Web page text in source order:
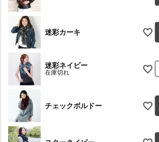
迷彩カーキ
迷彩ネイビー
在庫切れ
チェックボルドー